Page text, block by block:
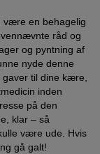
være en behagelig
råd og
og pyntning af
nyde denne
til dine kære,
inden
på den
klar – så
være ude. Hvis
gå galt!